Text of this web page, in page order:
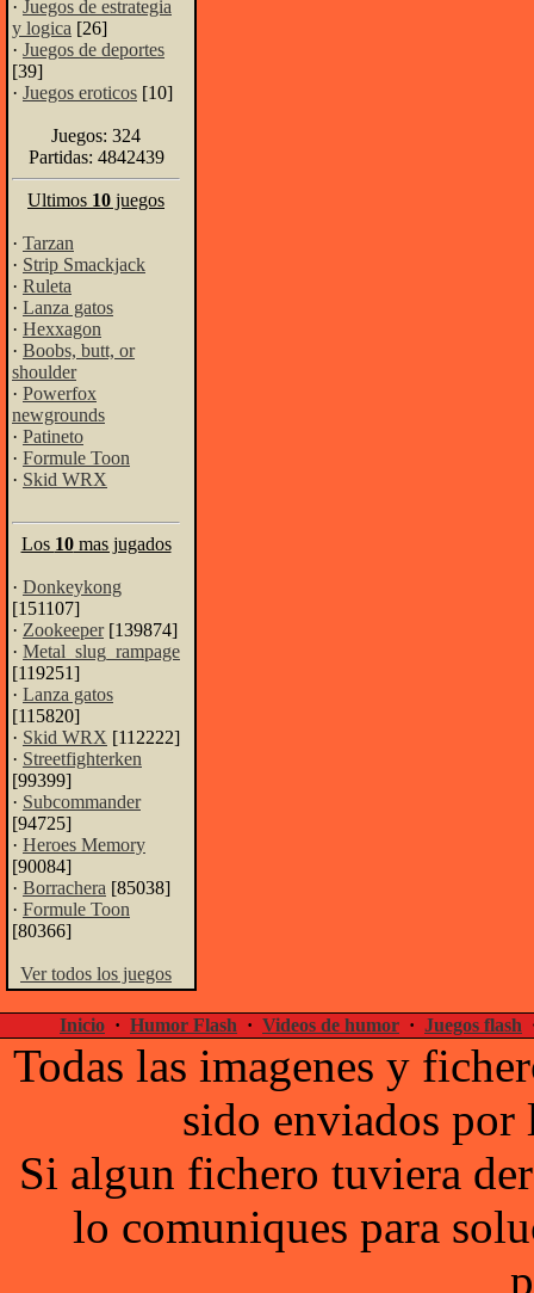
· Juegos de estrategia
y logica [26]
· Juegos de deportes
[39]
· Juegos eroticos [10]
Juegos: 324
Partidas: 4842439
Ultimos 10 juegos
· Tarzan
· Strip Smackjack
· Ruleta
· Lanza gatos
· Hexxagon
· Boobs, butt, or
shoulder
· Powerfox
newgrounds
· Patineto
· Formule Toon
· Skid WRX
Los 10mas jugados
· Donkeykong
[151107]
· Zookeeper[139874]
· Metal_slug_rampage
[119251]
· Lanza gatos
[115820]
· Skid WRX [112222]
· Streetfighterken
[99399]
· Subcommander
[94725]
· Heroes Memory
[90084]
· Borrachera [85038]
· Formule Toon
[80366]
Ver todos los juegos
Inicio · Humor Flash · Videos de humor · Juegos flash
Todas las imagenes y
sido enviados por
Si algun fichero tuviera
lo comuniques para